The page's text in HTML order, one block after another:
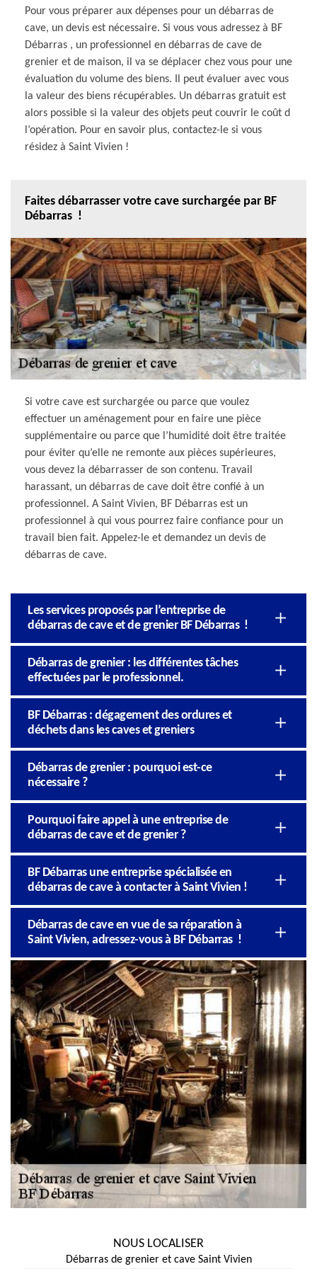
Pour vous préparer aux dépenses pour un débarras de
cave, un devis est nécessaire. Si vous vous adressez à BF
Débarras , un professionnel en débarras de cave de
grenier et de maison, il va se déplacer chez vous pour une
évaluation du volume des biens. Il peut évaluer avec vous
la valeur des biens récupérables. Un débarras gratuit est
alors possible si la valeur des objets peut couvrir le coût d
l’opération. Pour en savoir plus, contactez-le si vous
résidez à Saint Vivien !
Faites débarrasser votre cave surchargée par BF
Débarras !
Si votre cave est surchargée ou parce que voulez
effectuer un aménagement pour en faire une pièce
supplémentaire ou parce que l’humidité doit être traitée
pour éviter qu’elle ne remonte aux pièces supérieures,
vous devez la débarrasser de son contenu. Travail
harassant, un débarras de cave doit être confié à un
professionnel. A Saint Vivien, BF Débarras est un
professionnel à qui vous pourrez faire confiance pour un
travail bien fait. Appelez-le et demandez un devis de
débarras de cave.
Les services proposés par l’entreprise de
débarras de cave et de grenier BF Débarras !
Débarras de grenier : les différentes tâches
effectuées par le professionnel.
BF Débarras : dégagement des ordures et
déchets dans les caves et greniers
Débarras de grenier : pourquoi est-ce
nécessaire ?
Pourquoi faire appel à une entreprise de
débarras de cave et de grenier ?
BF Débarras une entreprise spécialisée en
débarras de cave à contacter à Saint Vivien !
Débarras de cave en vue de sa réparation à
Saint Vivien, adressez-vous à BF Débarras !
NOUS LOCALISER
Débarras de grenier et cave Saint Vivien